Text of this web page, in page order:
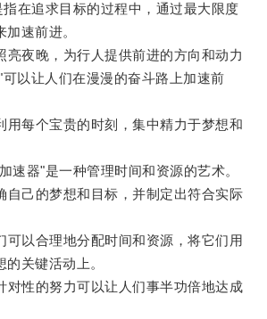
追求目标的过程中，通过最大限度
速前进。
夜晚，为行人提供前进的方向和动力
以让人们在漫漫的奋斗路上加速前
每个宝贵的时刻，集中精力于梦想和
器"是一种管理时间和资源的艺术。
己的梦想和目标，并制定出符合实际
以合理地分配时间和资源，将它们用
关键活动上。
性的努力可以让人们事半功倍地达成